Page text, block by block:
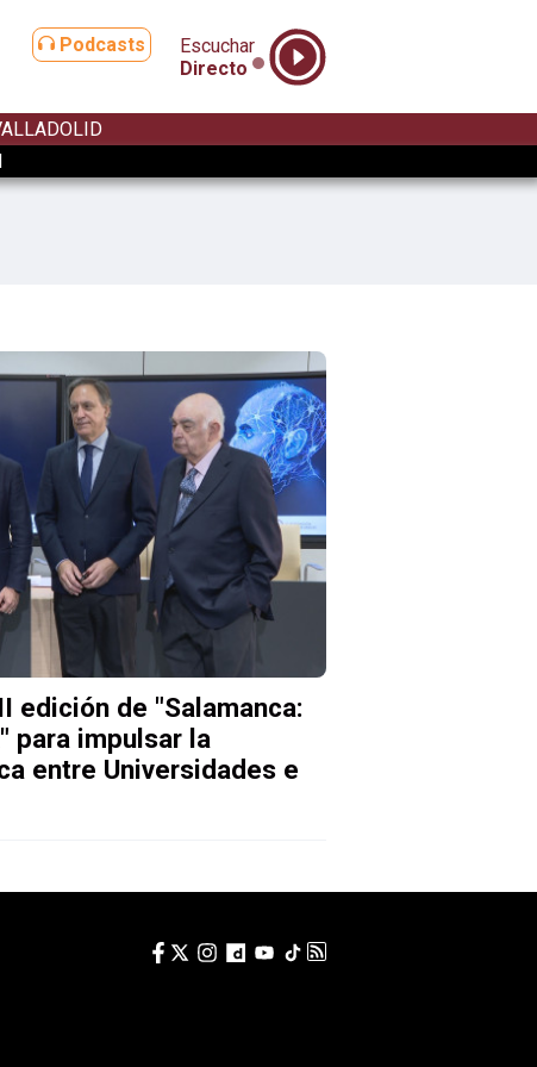
Podcasts
Escuchar
Directo
edición de "Salamanca:
para impulsar la
entre Universidades e